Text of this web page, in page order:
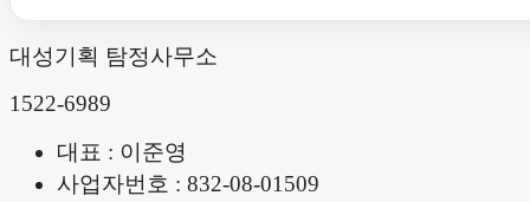
대성기획 탐정사무소
1522-6989
대표 : 이준영
사업자번호 : 832-08-01509